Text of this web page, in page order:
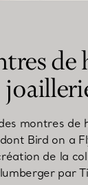
de
montres de
Bird on a
de la
par